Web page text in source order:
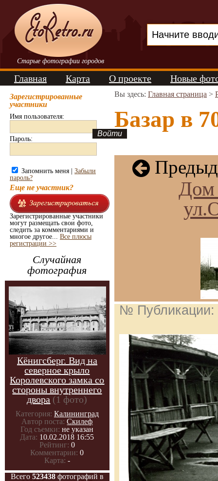
Старые фотографии городов
Главная Карта О проекте Новые
Зарегистрированные
участники
Имя пользователя:
Пароль:
Запомнить меня | Забыли
пароль?
Еще не участник?
Зарегистрированные участники
могут размещать свои фото,
следить за комментариями и
многое другое... Все плюсы
регистрации >>
Случайная
фотография
Кёнигсберг. Вид на
северное крыло
Королевского замка со
стороны внутреннего
двора (1 фото)
Категория: Калининград
Автор поста: Скилеф
Год съемки: не указан
Дата: 10.02.2018 16:55
Рейтинг: 0
Комментарии: 0
Карта: -
Всего 523438 фотографий в
Вы здесь: Главная страница >
Базар в
Дом
№